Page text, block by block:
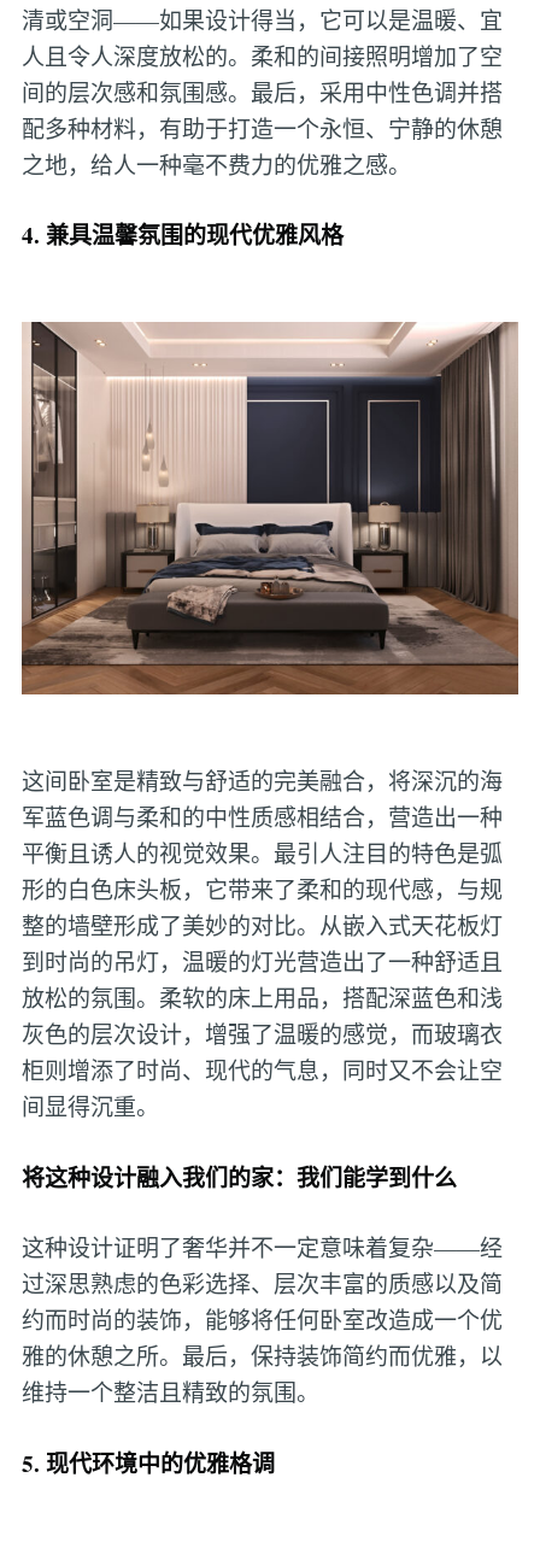
清或空洞——如果设计得当，它可以是温暖、宜
人且令人深度放松的。柔和的间接照明增加了空
间的层次感和氛围感。最后，采用中性色调并搭
配多种材料，有助于打造一个永恒、宁静的休憩
之地，给人一种毫不费力的优雅之感。
4. 兼具温馨氛围的现代优雅风格
这间卧室是精致与舒适的完美融合，将深沉的海
军蓝色调与柔和的中性质感相结合，营造出一种
平衡且诱人的视觉效果。最引人注目的特色是弧
形的白色床头板，它带来了柔和的现代感，与规
整的墙壁形成了美妙的对比。从嵌入式天花板灯
到时尚的吊灯，温暖的灯光营造出了一种舒适且
放松的氛围。柔软的床上用品，搭配深蓝色和浅
灰色的层次设计，增强了温暖的感觉，而玻璃衣
柜则增添了时尚、现代的气息，同时又不会让空
间显得沉重。
将这种设计融入我们的家：我们能学到什么
这种设计证明了奢华并不一定意味着复杂——经
过深思熟虑的色彩选择、层次丰富的质感以及简
约而时尚的装饰，能够将任何卧室改造成一个优
雅的休憩之所。最后，保持装饰简约而优雅，以
维持一个整洁且精致的氛围。
5. 现代环境中的优雅格调